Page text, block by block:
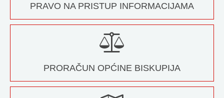
PRAVO NA PRISTUP INFORMACIJAMA
PRORAČUN OPĆINE BISKUPIJA